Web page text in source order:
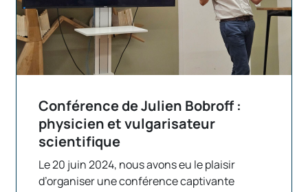
Conférence de Julien Bobroff :
physicien et vulgarisateur
scientifique
Le 20 juin 2024, nous avons eu le plaisir
d’organiser une conférence captivante